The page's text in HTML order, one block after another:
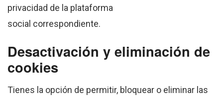
privacidad de la plataforma
social correspondiente.
Desactivación y eliminación de
cookies
Tienes la opción de permitir, bloquear o eliminar las